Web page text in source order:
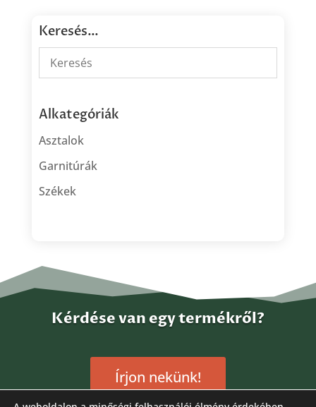
Keresés…
Alkategóriák
Asztalok
Garnitúrák
Székek
Kérdése van egy termékről?
Írjon nekünk!